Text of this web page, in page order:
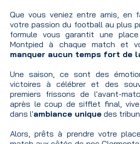
Que vous veniez entre amis, en
votre passion du football au plus
formule vous garantit une
Montpied à chaque match et
manquer aucun temps fort de
Une saison, ce sont des
victoires à célébrer et des
premiers frissons de l'avant-
après le coup de sifflet final,
dans l'ambiance unique des
Alors, prêts à prendre votre